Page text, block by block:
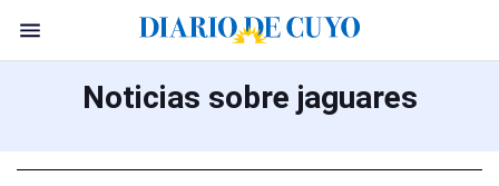
Noticias sobre jaguares